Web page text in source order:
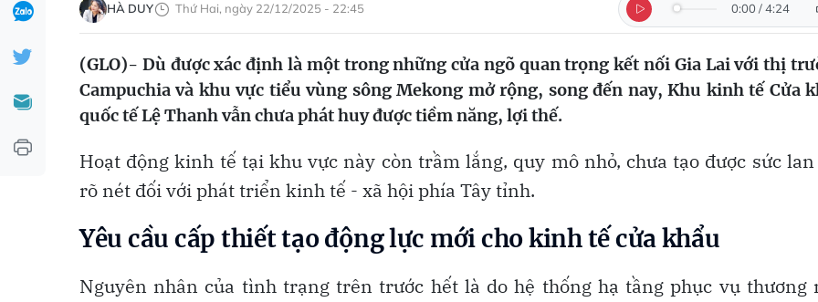
HÀ DUY Thứ Hai, ngày 22/12/2025 - 22:45 0:00 /4:24
(GLO)- Dù được xác định là một trong những cửa ngõ quan trọng kết nối Gia Lai với thị
Campuchia và khu vực tiểu vùng sông Mekong mở rộng, song đến nay, Khu kinh tế Cửa
quốc tế Lệ Thanh vẫn chưa phát huy được tiềm năng, lợi thế.
Hoạt động kinh tế tại khu vực này còn trầm lắng, quy mô nhỏ, chưa tạo được sức lan
rõ nét đối với phát triển kinh tế - xã hội phía Tây tỉnh.
Yêu cầu cấp thiết tạo động lực mới cho kinh tế cửa khẩu
Nguyên nhân của tình trạng trên trước hết là do hệ thống hạ tầng phục vụ thương